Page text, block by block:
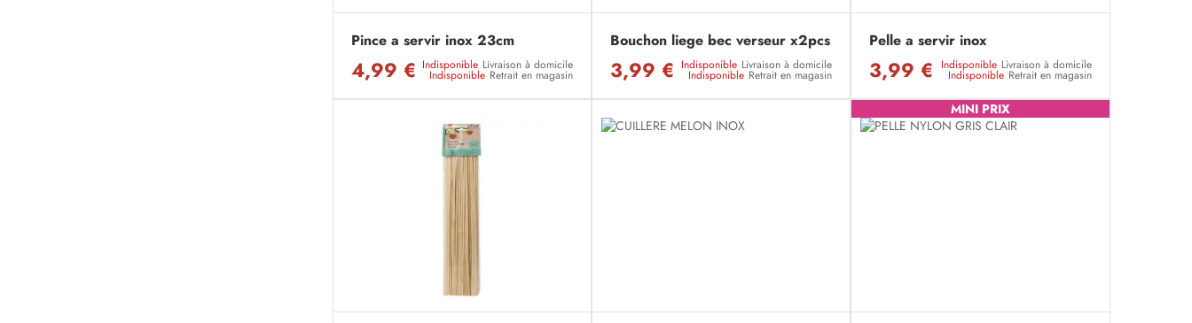
Pince a servir inox 23cm
4,99 € Indisponible Livraison à domicile
Indisponible Retrait en magasin
Bouchon liege bec verseur x2pcs
3,99 € Indisponible Livraison à domicile
Indisponible Retrait en magasin
Pelle a servir inox
3,99 € Indisponible Livraison à domicile
Indisponible Retrait en magasin
MINI PRIX